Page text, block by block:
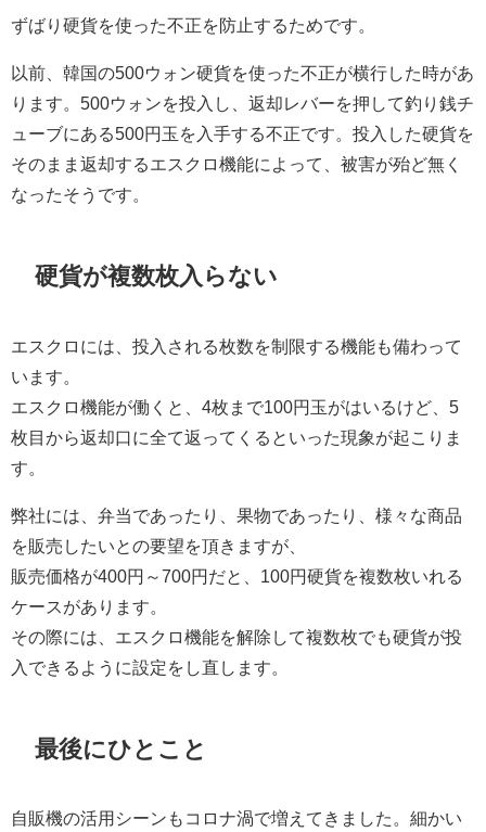
ずばり硬貨を使った不正を防止するためです。
以前、韓国の500ウォン硬貨を使った不正が横行した時があ
ります。500ウォンを投入し、返却レバーを押して釣り銭チ
ューブにある500円玉を入手する不正です。投入した硬貨を
そのまま返却するエスクロ機能によって、被害が殆ど無く
なったそうです。
硬貨が複数枚入らない
エスクロには、投入される枚数を制限する機能も備わって
います。
エスクロ機能が働くと、4枚まで100円玉がはいるけど、5
枚目から返却口に全て返ってくるといった現象が起こりま
す。
弊社には、弁当であったり、果物であったり、様々な商品
を販売したいとの要望を頂きますが、
販売価格が400円～700円だと、100円硬貨を複数枚いれる
ケースがあります。
その際には、エスクロ機能を解除して複数枚でも硬貨が投
入できるように設定をし直します。
最後にひとこと
自販機の活用シーンもコロナ渦で増えてきました。細かい